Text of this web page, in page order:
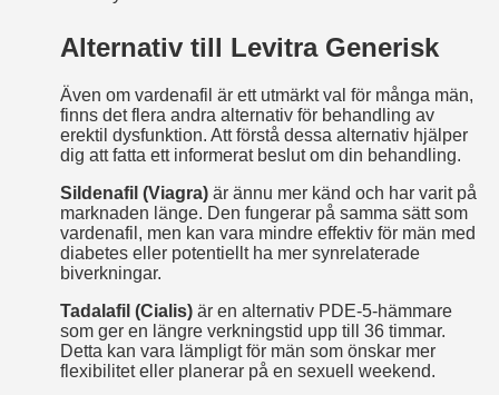
Alternativ till Levitra Generisk
Även om vardenafil är ett utmärkt val för många män,
finns det flera andra alternativ för behandling av
erektil dysfunktion. Att förstå dessa alternativ hjälper
dig att fatta ett informerat beslut om din behandling.
Sildenafil (Viagra)är ännu mer känd och har varit på
marknaden länge. Den fungerar på samma sätt som
vardenafil, men kan vara mindre effektiv för män med
diabetes eller potentiellt ha mer synrelaterade
biverkningar.
Tadalafil (Cialis)är en alternativ PDE-5-hämmare
som ger en längre verkningstid upp till 36 timmar.
Detta kan vara lämpligt för män som önskar mer
flexibilitet eller planerar på en sexuell weekend.